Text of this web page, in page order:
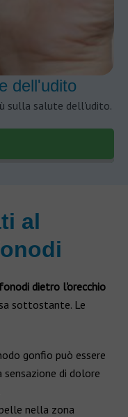
dell'udito
sulla salute dell'udito.
al
dietro l'orecchio
sottostante. Le
gonfio può essere
di dolore
nella zona